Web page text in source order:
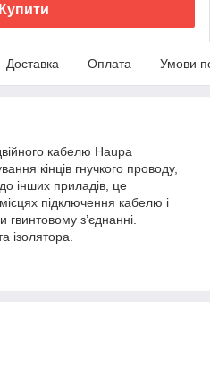
Купити
Доставка Оплата Умови
кабелю Haupa
кінців гнучкого проводу,
інших приладів, це
підключення кабелю і
гвинтовому з’єднанні.
ізолятора.